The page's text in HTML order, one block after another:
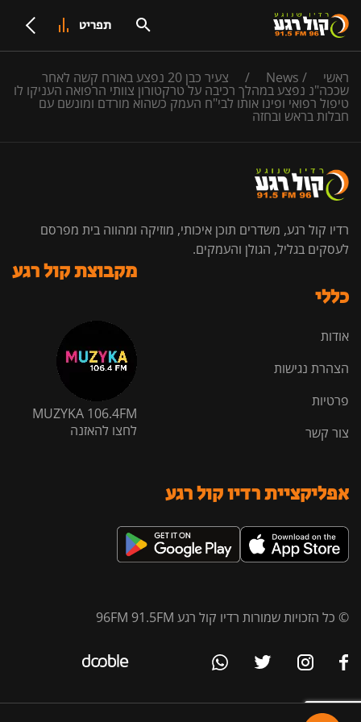
תפריט
ראשי /
News
/ צעיר כבן 20 נפצע באורח קשה לאחר
שככה"נ נפצע במהלך רכיבה על טרקטורון צוותי הרפואה העניקו לו
טיפול רפואי ופינו אותו לבי"ח העמק כשהוא מורדם ומונשם עם
חבלות בראש ובחזה
רדיו קול רגע, משדרים תוכן איכותי, מוזיקה ומהווה בית מפרסם
לעסקים בגליל, הגולן והעמקים.
כללי
אודות
הצהרת נגישות
פרטיות
צור קשר
מקבוצת קול רגע
MUZYKA 106.4FM
לחצו להאזנה
אפליקציית רדיו קול רגע
© כל הזכויות שמורות רדיו קול רגע 96FM 91.5FM